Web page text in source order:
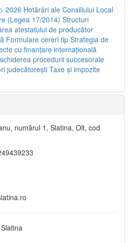
2026 Hotărâri ale Consiliului Local
(Legea 17/2014) Structuri
atestatului de producător
Formulare cereri tip Strategia de
cu finanţare internaţională
procedurii succesorale
judecătorești Taxe şi impozite
numărul 1, Slatina, Olt, cod